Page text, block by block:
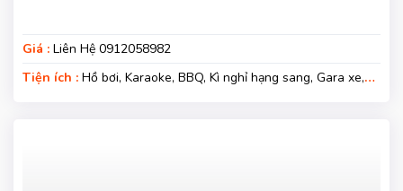
Giá : Liên Hệ 0912058982
Tiện ích : Hồ bơi, Karaoke, BBQ, Kì nghỉ hạng sang, Gara xe,